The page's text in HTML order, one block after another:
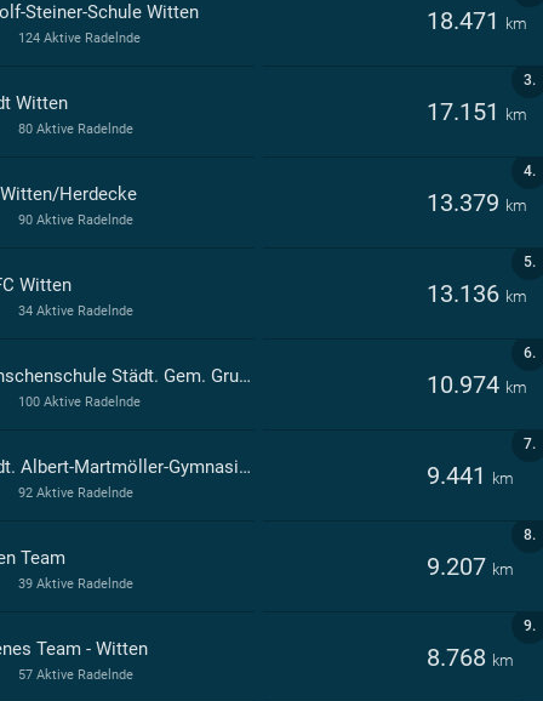
Steiner-Schule Witten 18.471 km
124 Aktive Radelnde
3.
Witten 17.151 km
80 Aktive Radelnde
4.
Herdecke 13.379 km
90 Aktive Radelnde
5.
Witten 13.136 km
34 Aktive Radelnde
6.
Brenschenschule Städt. Gem. Grundschule Witten 10.974 km
100 Aktive Radelnde
7.
Städt. Albert-Martmöller-Gymnasium Witten 9.441 km
92 Aktive Radelnde
8.
Team 9.207 km
39 Aktive Radelnde
9.
Team - Witten 8.768 km
57 Aktive Radelnde